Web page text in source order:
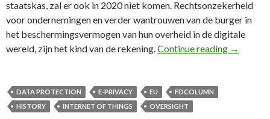
staatskas, zal er ook in 2020 niet komen. Rechtsonzekerheid
voor ondernemingen en verder wantrouwen van de burger in
het beschermingsvermogen van hun overheid in de digitale
wereld, zijn het kind van de rekening. Continue reading 73e FD
→
DATA PROTECTION E-PRIVACY EU
FDCOLUMN
HISTORY
INTERNET OF THINGS OVERSIGHT